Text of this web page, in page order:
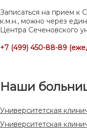
Записаться на прием к
к.м.н., можно через
Центра Сеченовского
+7 (499) 450-88-89
Наши
Университетская
Университетская